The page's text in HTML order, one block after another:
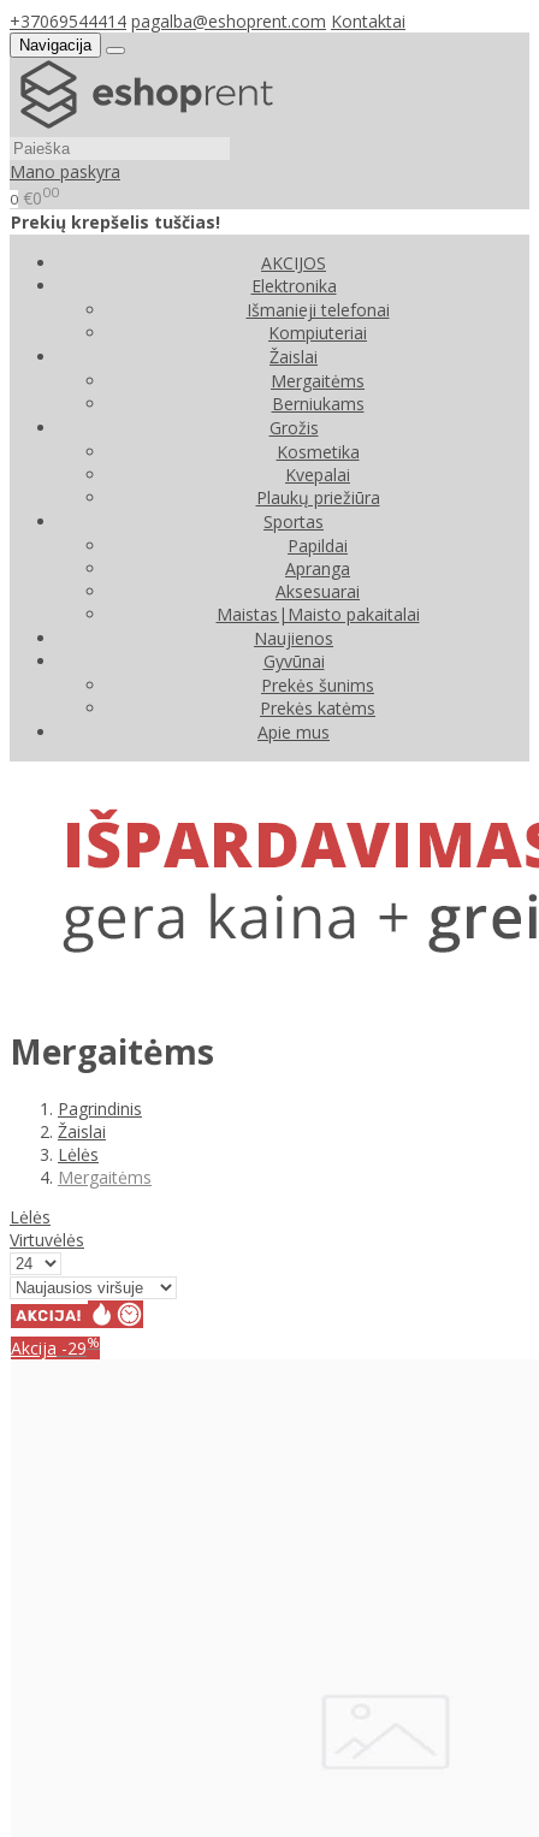
+37069544414 pagalba@eshoprent.com Kontaktai
Navigacija
Mano paskyra
0 €000
Prekių krepšelis tuščias!
AKCIJOS
Elektronika
Išmanieji telefonai
Kompiuteriai
Žaislai
Mergaitėms
Berniukams
Grožis
Kosmetika
Kvepalai
Plaukų priežiūra
Sportas
Papildai
Apranga
Aksesuarai
Maistas|Maisto pakaitalai
Naujienos
Gyvūnai
Prekės šunims
Prekės katėms
Apie mus
Mergaitėms
Pagrindinis
Žaislai
Lėlės
Mergaitėms
Lėlės
Virtuvėlės
Akcija -29%